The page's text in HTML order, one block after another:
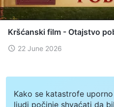
Kršćanski film - Otajstvo
22 June 2026
Kako se katastrofe
ljudi počinje shvaćati da